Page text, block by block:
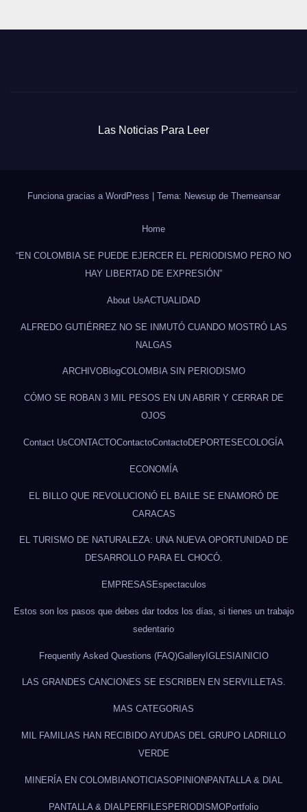
Las Noticias Para Leer
Funciona gracias a WordPress Tema: Newsup de Themeansar
Home
“EN COLOMBIA SE PUEDE EJERCER EL PERIODISMO PERO NO
HAY LIBERTAD DE EXPRESIÓN”
About UsACTUALIDAD
ALFREDO GUTIÉRREZ NO SE INMUTÓ CUANDO MOSTRÓ LAS
NALGAS
ARCHIVOBlogCOLOMBIA SIN PERIODISMO
CÓMO SE ROBAN 3 MIL PESOS EN UN ABRIR Y CERRAR DE
OJOS
Contact UsCONTACTOContactoContactoDEPORTES ECOLOGÍA
ECONOMÍA
EL BILLO QUE REVOLUCIONÓ EL BAILE SE ENAMORÓ DE
CARACAS
EL TURISMO DE NATURALEZA: UNA NUEVA OPORTUNIDAD DE
DESARROLLO PARA EL CHOCÓ.
EMPRESAS Espectaculos
Estos son los pasos que debes dar todos los días, si tienes un trabajo
sedentario
Frequently Asked Questions (FAQ)GalleryIGLESIAINICIO
LAS GRANDES CANCIONES SE ESCRIBEN EN SERVILLETAS.
MAS CATEGORIAS
MIL FAMILIAS HAN RECIBIDO AYUDAS DEL GRUPO LADRILLO
VERDE
MINERÍA EN COLOMBIA NOTICIASOPINION PANTALLA & DIAL
PANTALLA & DIAL PERFILESPERIODISMOPortfolio